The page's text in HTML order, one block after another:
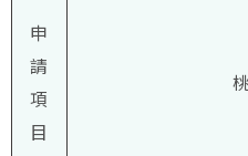
申
請
項
目